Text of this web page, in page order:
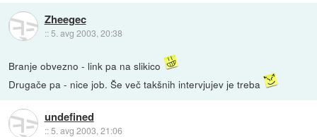
Zheegec
:: 5. avg 2003, 20:38
Branje obvezno - link pa na slikico
Drugače pa - nice job. Še več takšnih intervjujev je treba
undefined
::5. avg 2003, 21:06